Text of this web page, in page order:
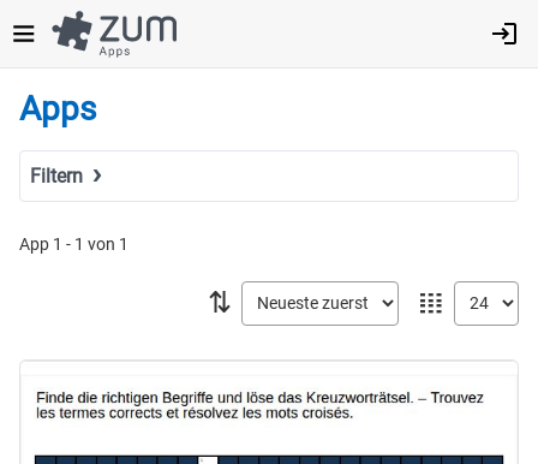
zum
Inhalt
Apps
Filtern
Fach
MINT
App 1 - 1 von 1
𝍖
⇅